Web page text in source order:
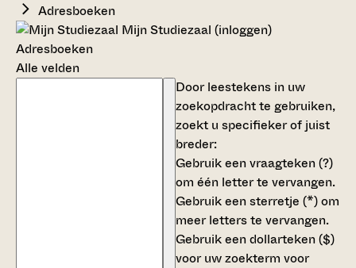
Adresboeken
Mijn Studiezaal (inloggen)
Adresboeken
Alle velden
Door leestekens in uw
zoekopdracht te gebruiken,
zoekt u specifieker of juist
breder:
Gebruik eenvraagteken (?)
om één letter te vervangen.
Gebruik eensterretje (*)om
meer letters te vervangen.
Gebruik eendollarteken ($)
voor uw zoekterm voor